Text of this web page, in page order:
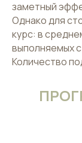
заметный
Однако для
курс: в
выполняемых
Количество